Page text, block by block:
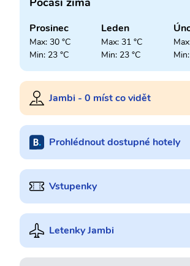
Prosinec
Max: 30 °C
Min: 23 °C
Leden
Max: 31 °C
Min: 23 °C
Jambi - 0 míst co vidět
Prohlédnout dostupné hotely
Vstupenky
Letenky Jambi